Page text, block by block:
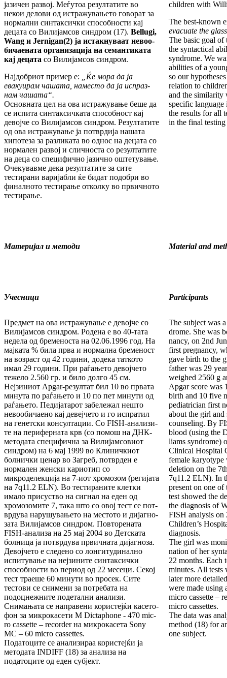
ја­зичен развој. Меѓутоа резултатите во
некои делови од истражувањето говорат за
нормални синтаксички способности кај
децата со Ви­лијам­сов синдром (17). Bellugi,
Wang и Jernigan(2) ja истакнуваат невоо­
би­чаената ор­га­низација на семантиката
кај децата со Вил­ијамсов синдром.
Најдобриот пример е:
„Ќе мора да ја
евакуирам чашата, наместо да ја испраз­
нам чашата“.
Основната цел на ова истражување беше да
се ис­пита синтаксичката способност кај
девојче со Вилијамсов синдром. Резултатите
од ова истра­жу­вање ја потврдија нашата
хипотеза за разли­ка­та во однос на децата со
нормален развој и сличноста со резултатите
на деца со специфич­но јазично оштетување.
Очекувавме дека резул­та­тите за сите
тестирани варијабли ќе бидат по­доб­ри во
финалното тестирање отколку во пр­вич­ното
тестирање.
children with
The best-known
evacuate the
The basic goal of
the syntactical
syn­drome. We
abilities of a
so our
rela­tion to
and the similarity
specific language
the results for all
in the final
Материјал и методи Material and
Учесници Participants
Предмет на ова истражување е девојче со
Ви­ли­јамсов синдром. Родена е во 40-тата
недела од бременоста на 02.06.1996 год. На
мајката % била прва и нормална бременост
на возраст од 42 години, додека таткото
имал 29 години. При раѓањето девојчето
тежело 2.560 гр. и би­ло долго 45 см.
Нејзиниот Apgar-резултат бил 10 во првата
минута по раѓањето и 10 по пет минути од
раѓањето. Педијатарот забележал нешто
невообичаено кај девејчето и го испра­тил
на генетски консултации. Со FISH-анали­зи­
те на периферната крв (со помош на ДНК-
методата специфична за Вилијамсовиот
син­дром) на 6 мај 1999 во Клиничкиот
болнички ценар во Загреб, потврден е
нормален женски кариотип со
микроделекција на 7-иот хро­мо­зом (регијата
на 7q11.2 ELN). Во тестира­ни­те клетки
имало присуство на сигнал на еден од
хромозомите 7, така што со овој тест се пот­
врдува нарушувањето на местото и дијаг­но­
зата Вилијамсов синдром. Повторената
FISH-анализа на 25 мај 2004 во Детската
бол­ни­ца ја потврдува првичната дијагноза.
Девојчето е следено со лонгитудинално
испи­ту­вање на нејзините синтаксички
способности во период од 22 месеци. Секој
тест траеше 60 ми­ну­ти во просек. Сите
тестови се снимени за по­тре­бата на
подоцнежните подетални ана­ли­зи.
Снимањата се направени користејќи касе­то­
фон за микрокасети M Dictaphone - 470 mic­
ro casse­tte – recorder на микрокасета Sony
MC – 60 mic­ro cassettes.
Податоците се анализираа корис­тејќи ја
мето­да­­­та INDIFF (18) за ана­­лиза на
податоците од еден субјект.
The subject was
drome. She was
nancy, on 2nd
first pregnancy,
gave birth to the
father was 29
weighed 2560 g
Apgar score was
birth and 10 five
pediatrician first
about the girl and
counseling. By
blood (using the
liams syndrome)
Clinical Hospital
female
deletion on the
7q11.2 ELN). In
present on one of
test showed the
the diagnosis of
FISH analysis on
Children’s
diagnosis.
The girl was
nation of her
22 months. Each
minutes. All tests
later more
were made using
micro cassette –
micro cassettes.
The data was
method (18) for
one subject.